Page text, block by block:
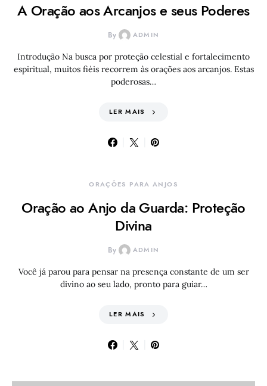
A Oração aos Arcanjos e seus Poderes
By ADMIN
Introdução Na busca por proteção celestial e fortalecimento
espiritual, muitos fiéis recorrem às orações aos arcanjos. Estas
poderosas…
LER MAIS
ORAÇÕES PARA ANJOS
Oração ao Anjo da Guarda: Proteção
Divina
By ADMIN
Você já parou para pensar na presença constante de um ser
divino ao seu lado, pronto para guiar…
LER MAIS